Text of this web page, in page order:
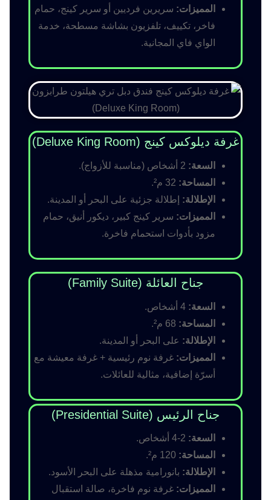
المميزات: سريرين فرديين أو سرير كينج، حمام
فاخر، تكييف، تلفزيون بشاشة مسطحة، خدمة
الواي فاي المجانية.
غرفة ديلوكس كينج (Deluxe King Room)
السعة:
المساحة:
الإطلالة: إطلالة جزئية على البحر أو المدينة.
المميزات: سرير كينج كبير، ديكور أنيق، حمام
مزود بأدوات استحمام فاخرة.
جناح العائلة (Family Suite)
السعة:
المساحة:
الإطلالة: على البحر أو المدينة.
المميزات: غرفة نوم رئيسية + غرفة معيشة مع
أسرّة إضافية، مثالية للعائلات.
جناح الرئيس (Presidential Suite)
السعة:
المساحة:
الإطلالة: بانورامية مذهلة على البحر الأسود.
المميزات: غرفة نوم فاخرة، صالة استقبال